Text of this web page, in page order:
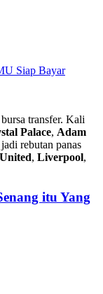
transfer. Kali
Palace, Adam
rebutan panas
, Liverpool,
itu Yang